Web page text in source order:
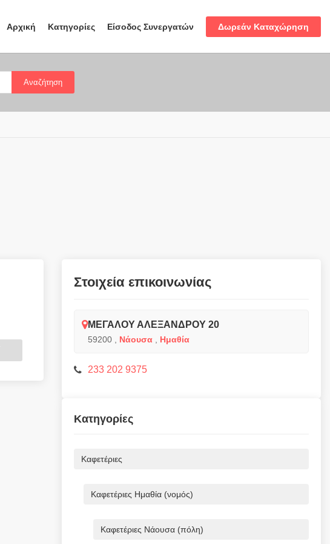
Αρχική Κατηγορίες Είσοδος Συνεργατών Δωρεάν Καταχώρηση
Αναζήτηση
Στοιχεία επικοινωνίας
ΜΕΓΑΛΟΥ ΑΛΕΞΑΝΔΡΟΥ 20
59200 Νάουσα Ημαθία
233 202 9375
Κατηγορίες
Καφετέριες
Καφετέριες Ημαθία (νομός)
Καφετέριες Νάουσα (πόλη)